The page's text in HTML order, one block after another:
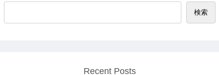
検索
Recent Posts